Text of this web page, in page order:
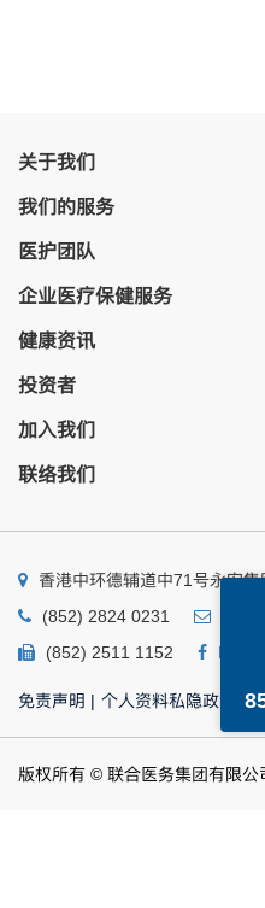
关于我们
我们的服务
医护团队
企业医疗保健服务
健康资讯
投资者
加入我们
联络我们
香港中环德辅道中71号永安
(852) 2824 0231
(852) 2511 1152
免责声明 | 个人资料私隐政策 |
版权所有 © 联合医务集团有限